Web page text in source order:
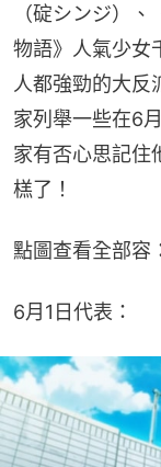
（碇シンジ）
物語》人氣少女
人都強勁的大反
家列舉一些在6
家有否心思記住
榚了！
點圖查看全部容
6月1日代表：